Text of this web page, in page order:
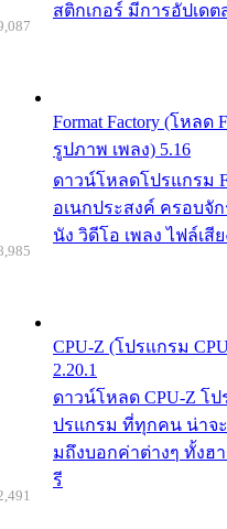
สติกเกอร์ มีการอัปเดต
Format Factory (โหลด
รูปภาพ เพลง) 5.16
ดาวน์โหลดโปรแกรม
อเนกประสงค์ ครอบจั
นัง วิดีโอ เพลง ไฟล์เสี
CPU-Z (โปรแกรม
2.20.1
ดาวน์โหลด CPU-Z โ
ปรแกรม ที่ทุกคน น่าจะ
มถึงบอกค่าต่างๆ ทั้งฮ
รี